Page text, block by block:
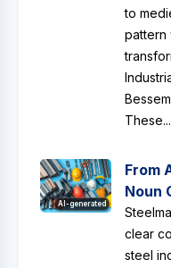
to
pattern
These...
AI-generated
From
Noun
clear
steel